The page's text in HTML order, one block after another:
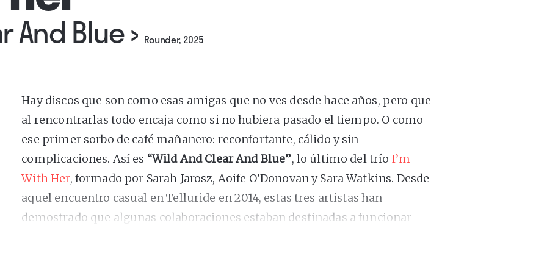
And Blue› Rounder, 2025
Hay discos que son como esas amigas que no ves desde hace años, pero que
al rencontrarlas todo encaja como si no hubiera pasado el tiempo. O como
ese primer sorbo de café mañanero: reconfortante, cálido y sin
complicaciones. Así es “Wild And Clear And Blue”, lo último del trío I’m
With Her, formado por Sarah Jarosz, Aoife O’Donovan y Sara Watkins. Desde
aquel encuentro casual en Telluride en 2014, estas tres artistas han
demostrado que algunas colaboraciones estaban destinadas a funcionar